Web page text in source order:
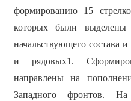
формированию 15
которых были
начальствующего состава
и рядовых1.
направлены на
Западного фронтов. На